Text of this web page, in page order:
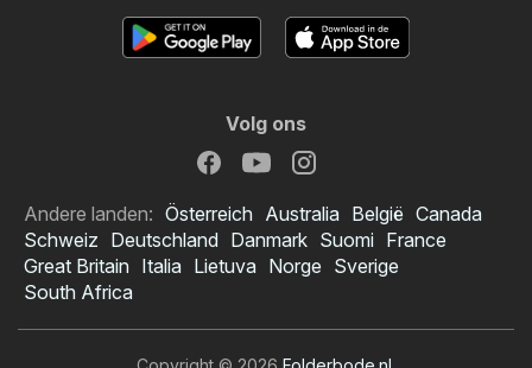
Volg ons
Andere landen: Österreich Australia België Canada
Schweiz Deutschland Danmark Suomi France
Great Britain Italia Lietuva Norge Sverige
South Africa